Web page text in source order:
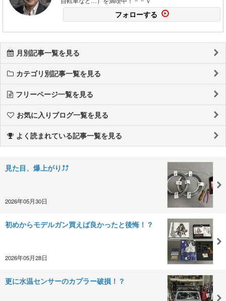
フォローする
月別記事一覧を見る
カテゴリ別記事一覧を見る
フリーページ一覧を見る
お気に入りブログ一覧を見る
よく読まれている記事一覧を見る
見た目、爆上がり⤴⤴
2026年05月30日
初めからモデルガン買えば良かったと後悔！？
2026年05月28日
更に水温センサーのカプラー破損！？